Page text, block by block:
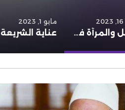
الرجل والمرأة في الشورى سواء
مايو 1, 2023